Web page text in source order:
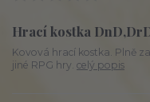
Hrací kostka
Kovová hrací kostka. Plně
jiné RPG hry. celý popis